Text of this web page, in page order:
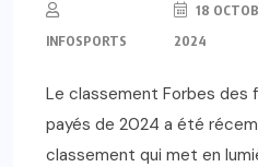
INFOSPORTS
18
2024
Le classement Forbes des
payés de 2024 a été
classement qui met en